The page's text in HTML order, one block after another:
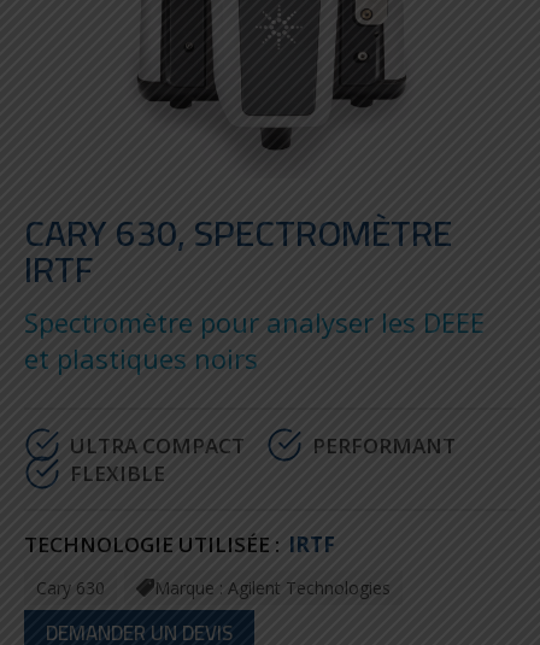
CARY 630, SPECTROMÈTRE
IRTF
Spectromètre pour analyser les DEEE
et plastiques noirs
ULTRA COMPACT
PERFORMANT
FLEXIBLE
TECHNOLOGIE UTILISÉE : IRTF
Cary 630 Marque : Agilent Technologies
DEMANDER UN DEVIS